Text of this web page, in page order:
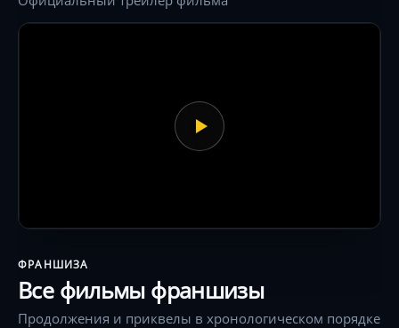
«уличным» стираются в ритме сердца.
ФРАНШИЗА
Все фильмы франшизы
Продолжения и приквелы в хронологическом порядке